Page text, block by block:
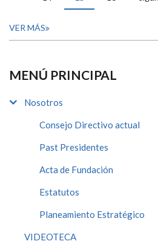
VER MÁS
MENÚ PRINCIPAL
Nosotros
Consejo Directivo actual
Past Presidentes
Acta de Fundación
Estatutos
Planeamiento Estratégico
VIDEOTECA